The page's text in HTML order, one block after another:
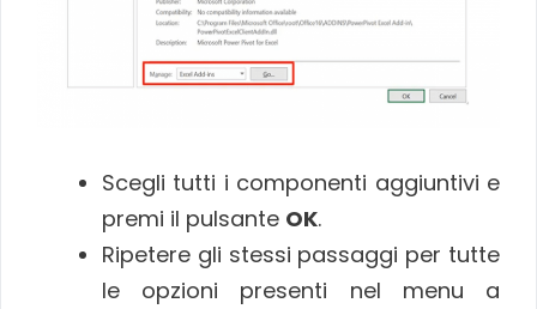
Scegli tutti i componenti aggiuntivi e
premi il pulsante OK.
Ripetere gli stessi passaggi per tutte
le opzioni presenti nel menu a